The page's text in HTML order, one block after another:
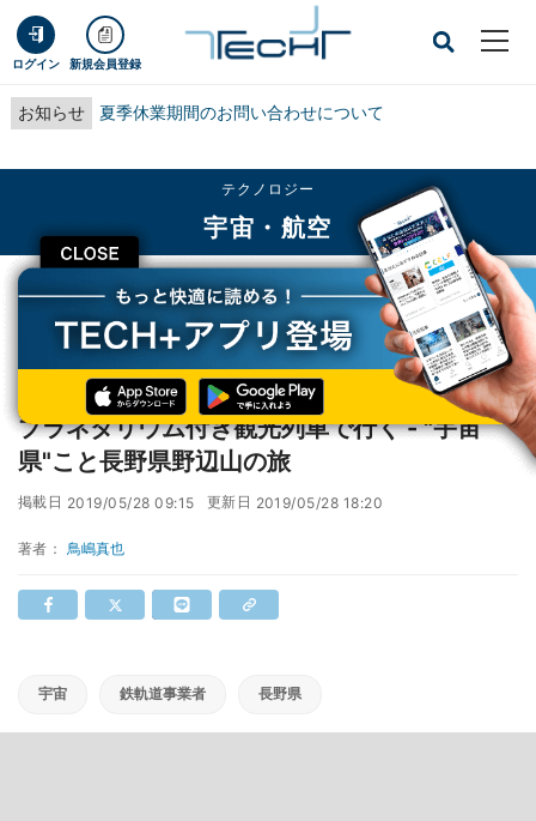
ログイン 新規会員登録
お知らせ 夏季休業期間のお問い合わせについて
CLOSE
テクノロジー
宇宙・航空
TECH+ テクノロジー
宇宙・航空
プラネタリウム付き観光列車で行く - "宇宙県"こと長野県野辺山の旅
プラネタリウム付き観光列車で行く - "宇宙
県"こと長野県野辺山の旅
掲載日 2019/05/28 09:15 更新日 2019/05/28 18:20
著者： 鳥嶋真也
宇宙 鉄軌道事業者 長野県